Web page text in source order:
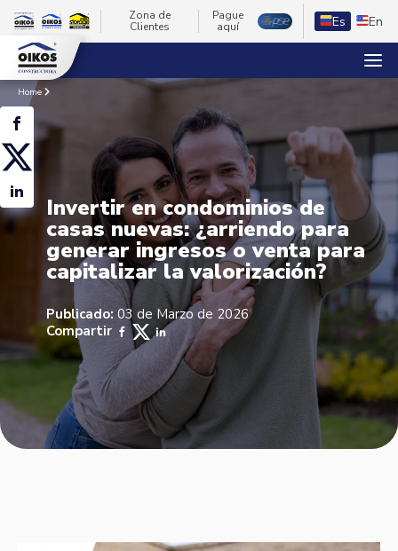
Zona de
Clientes
Pague
aquí
Es En
Home
Invertir en condominios de
casas nuevas: ¿arriendo para
generar ingresos o venta para
capitalizar la valorización?
Publicado:03 de Marzo de 2026
Compartir